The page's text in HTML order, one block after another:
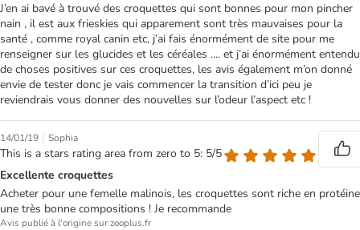
J’en ai bavé à trouvé des croquettes qui sont bonnes pour mon pincher
nain , il est aux frieskies qui apparement sont très mauvaises pour la
santé , comme royal canin etc, j’ai fais énormément de site pour me
renseigner sur les glucides et les céréales .... et j’ai énormément entendu
de choses positives sur ces croquettes, les avis également m’on donné
envie de tester donc je vais commencer la transition d’ici peu je
reviendrais vous donner des nouvelles sur l’odeur l’aspect etc !
14/01/19 | Sophia
This is a stars rating area from zero to 5: 5/5
Excellente croquettes
Acheter pour une femelle malinois, les croquettes sont riche en protéine
une très bonne compositions ! Je recommande
Avis publié à l'origine sur zooplus.fr